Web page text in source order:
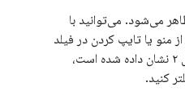
می‌شود. می‌توانید با
منو یا تایپ کردن در فیلد
جستجو، همانطور که در شکل ۲ نشان داده شده است،
کنید.